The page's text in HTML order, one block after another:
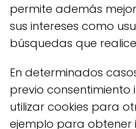
permite además
sus intereses como
búsquedas que
En determinados
previo
utilizar cookies para
ejemplo para obtener